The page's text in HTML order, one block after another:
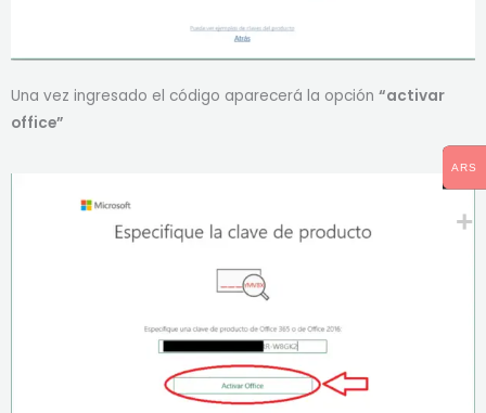
Una vez ingresado el código aparecerá la opción “activar
office”
ARS